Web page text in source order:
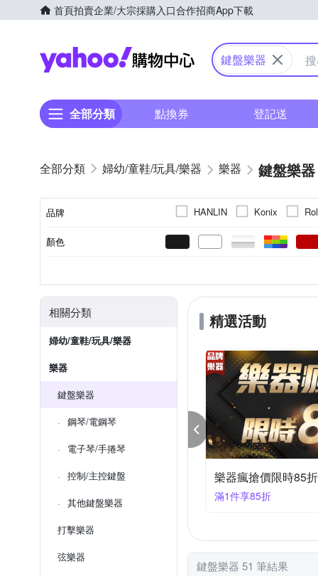
首頁拍賣企業/大宗採購入口合作招商App下載
Yahoo購物中心
鍵盤樂器
全部分類 點換券 登記送
婦幼/童鞋/玩具/樂器 樂器 鍵盤樂器
品牌 HANLIN Konix
顏色
相關分類
婦幼/童鞋/玩具/樂器
樂器
鍵盤樂器
鋼琴/電鋼琴
電子琴/手捲琴
控制/主控鍵盤
其他鍵盤樂器
打擊樂器
弦樂器
精選活動
搶價限時95折 樂器瘋搶價限時93折
滿1件享93折
鍵盤樂器 51 筆結果